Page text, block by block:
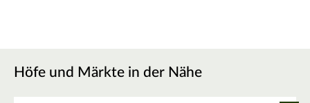
Höfe und Märkte in der Nähe